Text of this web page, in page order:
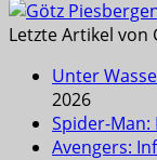
Letzte Artikel von
Unter
2026
Spider-Man:
Avengers: